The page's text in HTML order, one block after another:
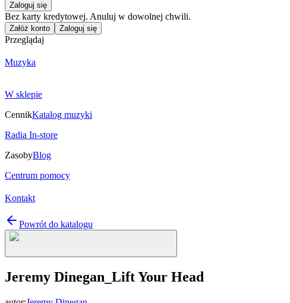
Zaloguj się
Bez karty kredytowej. Anuluj w dowolnej chwili.
Załóż konto Zaloguj się
Przeglądaj
Muzyka
W sklepie
CennikKatalog muzyki
Radia In-store
ZasobyBlog
Centrum pomocy
Kontakt
Powrót do katalogu
Jeremy Dinegan_Lift Your Head